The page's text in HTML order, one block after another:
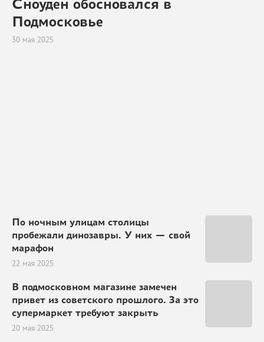
Подмосковье
30 мая 2025
По ночным улицам столицы
пробежали динозавры. У них — свой
марафон
22 мая 2025
В подмосковном магазине замечен
привет из советского прошлого. За это
супермаркет требуют закрыть
20 мая 2025